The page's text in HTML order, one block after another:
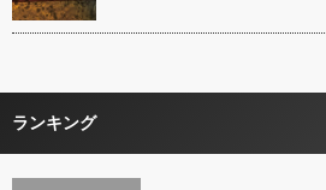
ランキング